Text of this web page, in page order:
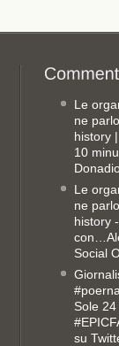
Le
ne
history
10
Le
ne
history
Social
Sole
su